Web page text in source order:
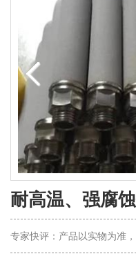
耐高温、强腐
专家快评：产品以实物为准，